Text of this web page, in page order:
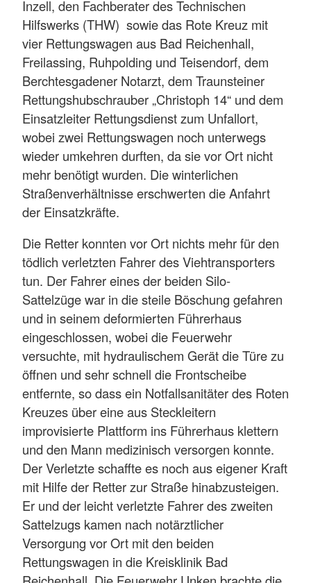
Inzell, den Fachberater des Technischen
Hilfswerks (THW) sowie das Rote Kreuz mit
vier Rettungswagen aus Bad Reichenhall,
Freilassing, Ruhpolding und Teisendorf, dem
Berchtesgadener Notarzt, dem Traunsteiner
Rettungshubschrauber „Christoph 14“ und dem
Einsatzleiter Rettungsdienst zum Unfallort,
wobei zwei Rettungswagen noch unterwegs
wieder umkehren durften, da sie vor Ort nicht
mehr benötigt wurden. Die winterlichen
Straßenverhältnisse erschwerten die Anfahrt
der Einsatzkräfte.
Die Retter konnten vor Ort nichts mehr für den
tödlich verletzten Fahrer des Viehtransporters
tun. Der Fahrer eines der beiden Silo-
Sattelzüge war in die steile Böschung gefahren
und in seinem deformierten Führerhaus
eingeschlossen, wobei die Feuerwehr
versuchte, mit hydraulischem Gerät die Türe zu
öffnen und sehr schnell die Frontscheibe
entfernte, so dass ein Notfallsanitäter des Roten
Kreuzes über eine aus Steckleitern
improvisierte Plattform ins Führerhaus klettern
und den Mann medizinisch versorgen konnte.
Der Verletzte schaffte es noch aus eigener Kraft
mit Hilfe der Retter zur Straße hinabzusteigen.
Er und der leicht verletzte Fahrer des zweiten
Sattelzugs kamen nach notärztlicher
Versorgung vor Ort mit den beiden
Rettungswagen in die Kreisklinik Bad